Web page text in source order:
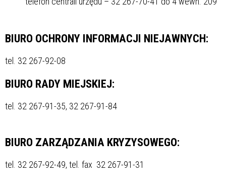
BIURO OCHRONY INFORMACJI NIEJAWNYCH:
tel. 32 267-92-08
BIURO RADY MIEJSKIEJ:
tel. 32 267-91-35, 32 267-91-84
BIURO ZARZĄDZANIA KRYZYSOWEGO:
tel. 32 267-92-49, tel. fax 32 267-91-31